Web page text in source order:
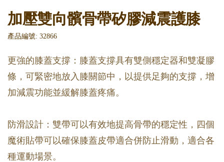
加壓雙向髕骨帶矽膠減震護膝
產品編號: 32866
更強的膝蓋支撐：膝蓋支撐具有雙側穩定器和雙凝膠
條，可緊密地放入膝關節中，以提供足夠的支撐，增
加減震功能並緩解膝蓋疼痛。
防滑設計：雙帶可以有效地提高骨帶的穩定性，四個
魔術貼帶可以確保膝蓋皮帶適合併防止滑動，適合各
種運動場景。